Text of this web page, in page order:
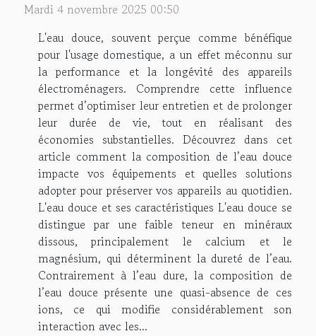
Mardi 4 novembre 2025 00:50
L'eau douce, souvent perçue comme bénéfique
pour l'usage domestique, a un effet méconnu sur
la performance et la longévité des appareils
électroménagers. Comprendre cette influence
permet d’optimiser leur entretien et de prolonger
leur durée de vie, tout en réalisant des
économies substantielles. Découvrez dans cet
article comment la composition de l’eau douce
impacte vos équipements et quelles solutions
adopter pour préserver vos appareils au quotidien.
L'eau douce et ses caractéristiques L'eau douce se
distingue par une faible teneur en minéraux
dissous, principalement le calcium et le
magnésium, qui déterminent la dureté de l’eau.
Contrairement à l’eau dure, la composition de
l’eau douce présente une quasi-absence de ces
ions, ce qui modifie considérablement son
interaction avec les...